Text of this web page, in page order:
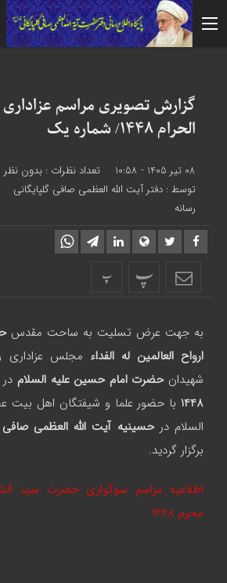
گزارش تصویری مراسم
الحرام 1448/ شماره یک
08 تیر 1405 - 10:58 تعداد نظرات : بدون نظر
توسط : دفتر آیت الله العظمی صافی گلپایگانی
رسانه
پ پ
به جهت عرض تسلیت به ساحت مقدس
ارواح العالمین له الفداء مجلس عزاداری
شهیدانحضرت امام حسین علیه السلام
1448 با حضور علما و شیفتگان اهل بیت
السلام درحسینیه آیت الله العظمی صافی
برگزار گردید.
اطلاعیه مراسم سوگواری حضرت سید
محرم 1 448